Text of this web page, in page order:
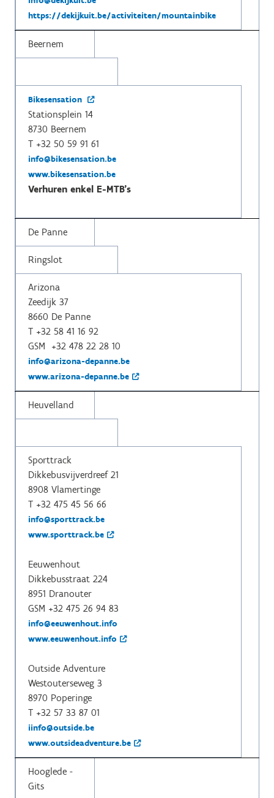
https://dekijkuit.be/activiteiten/mountainbike
Beernem
Bikesensation
Stationsplein 14
8730 Beernem
T +32 50 59 91 61
info@bikesensation.be
www.bikesensation.be
Verhuren enkel E-MTB's
De Panne
Ringslot
Arizona
Zeedijk 37
8660 De Panne
T +32 58 41 16 92
GSM +32 478 22 28 10
info@arizona-depanne.be
www.arizona-depanne.be
Heuvelland
Sporttrack
Dikkebusvijverdreef 21
8908 Vlamertinge
T +32 475 45 56 66
info@sporttrack.be
www.sporttrack.be
Eeuwenhout
Dikkebusstraat 224
8951 Dranouter
GSM +32 475 26 94 83
info@eeuwenhout.info
www.eeuwenhout.info
Outside Adventure
Westouterseweg 3
8970 Poperinge
T +32 57 33 87 01
iinfo@outside.be
www.outsideadventure.be
Hooglede -
Gits